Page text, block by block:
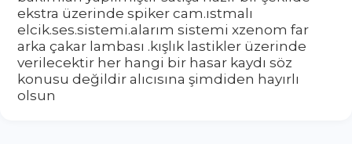
ekstra üzerinde spiker cam.ıstmalı
elcik.ses.sistemi.alarım sistemi xzenom far
arka çakar lambası .kışlık lastikler üzerinde
verilecektir her hangi bir hasar kaydı söz
konusu değildir alıcısına şimdiden hayırlı
olsun